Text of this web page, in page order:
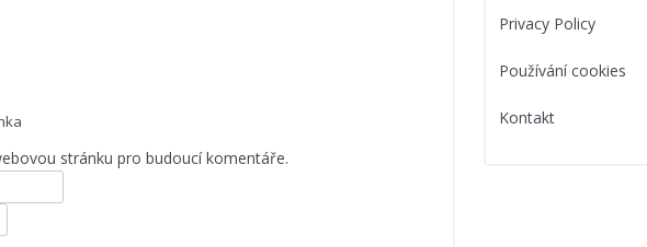
stránku pro budoucí komentáře.
Privacy Policy
Používání cookies
Kontakt